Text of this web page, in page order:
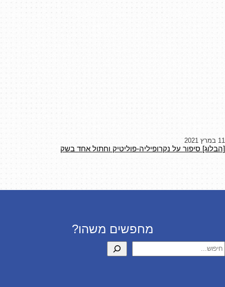
11 במרץ 2021
[הבלוג] סיפור על נקרופיליה-פוליטיק וחתול אחד בשק
מחפשים משהו?
חיפוש